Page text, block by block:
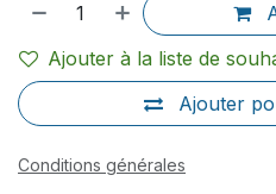
Ajouter
Ajouter à la liste de
Conditions générales